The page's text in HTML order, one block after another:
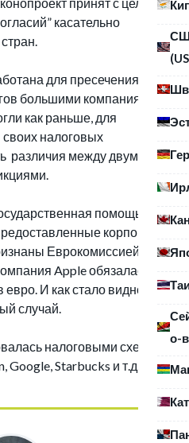
о-
касательно
для пресечения
большими компаниями,
как раньше, для
налоговых
различия между двумя и
помощь, а
корпорации
Еврокомиссией
Apple обязалась
И как стало видно
случай.
налоговыми схемами
Google, Starbucks и т.д.